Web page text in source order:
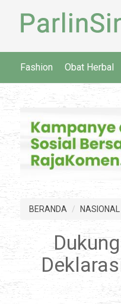
Fashion Obat Herbal
BERANDA NASIONAL